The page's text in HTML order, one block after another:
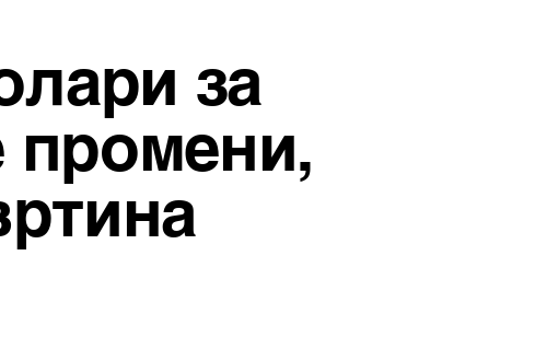
за
промени,